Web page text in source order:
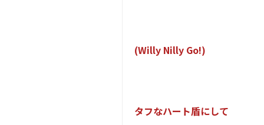
(Willy Nilly Go!)
タフなハー ト盾にして